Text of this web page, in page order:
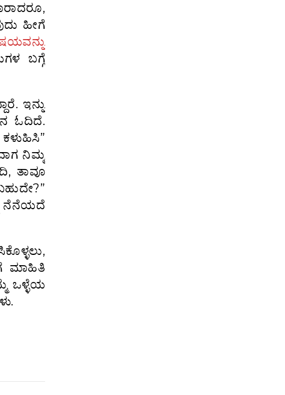
ಹೀಗೆ
ಬಗ್ಗೆ
ಇನ್ನು
ಓದಿದೆ.
ನಿಮ್ಮ
ತಾವೂ
ನೆನೆಯದೆ
ಮಾಹಿತಿ
ಒಳ್ಳೆಯ